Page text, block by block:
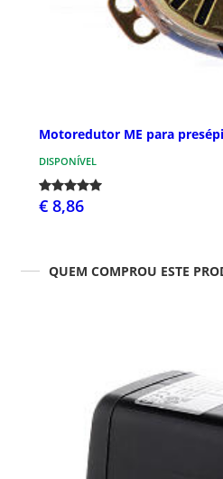
Motoredutor ME para
DISPONÍVEL
€ 8,86
QUEM COMPROU ESTE